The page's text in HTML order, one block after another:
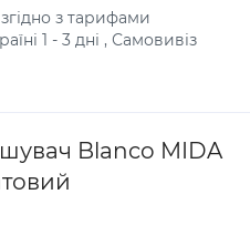
з тарифами
1 - 3 дні , Самовивіз
Blanco MIDA